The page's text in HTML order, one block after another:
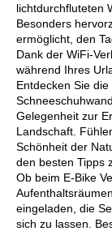
lichtdurchfluteten
Besonders
ermöglicht, den
Dank der WiFi-
während Ihres
Entdecken Sie
Gelegenheit zur
Landschaft.
Schönheit der
den besten Tipps
Ob beim E-Bike
eingeladen, die
sich zu lassen.